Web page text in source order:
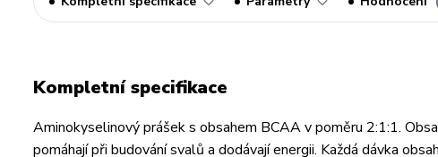
Kompletní specifikace
Aminokyselinový prášek s obsahem BCAA v poměru 2:1:1.
pomáhají při budování svalů a dodávají energii. Každá dávka